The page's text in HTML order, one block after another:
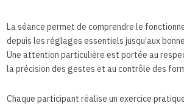
La séance permet de comprendre le
depuis les réglages essentiels jusqu’aux
Une attention particulière est portée au
la précision des gestes et au contrôle des
Chaque participant réalise un exercice